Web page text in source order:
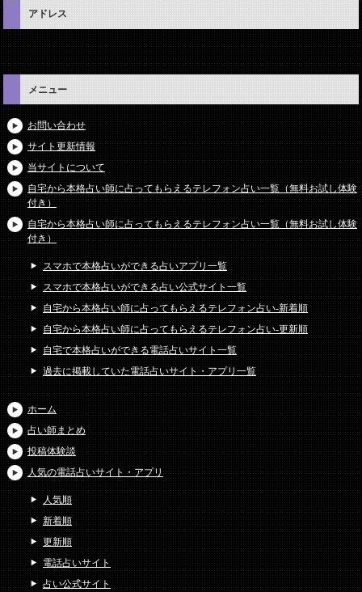
アドレス
メニュー
お問い合わせ
サイト更新情報
当サイトについて
自宅から本格占い師に占ってもらえるテレフォン占い一覧（無料お試し体験
付き）
自宅から本格占い師に占ってもらえるテレフォン占い一覧（無料お試し体験
付き）
スマホで本格占いができる占いアプリ一覧
スマホで本格占いができる占い公式サイト一覧
自宅から本格占い師に占ってもらえるテレフォン占い-新着順
自宅から本格占い師に占ってもらえるテレフォン占い-更新順
自宅で本格占いができる電話占いサイト一覧
過去に掲載していた電話占いサイト・アプリ一覧
ホーム
占い師まとめ
投稿体験談
人気の電話占いサイト・アプリ
人気順
新着順
更新順
電話占いサイト
占い公式サイト